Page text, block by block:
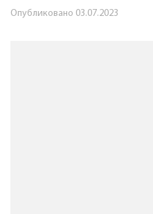
Опубликовано 03.07.2023